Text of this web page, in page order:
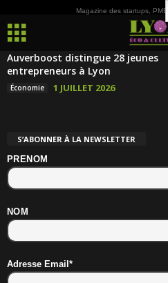
Magazine des startups,
Auverboost distingue 28 jeunes
entrepreneurs à Lyon
Économie 1 JUILLET 2026
S’ABONNER À LA NEWSLETTER
PRENOM
NOM
Adresse Email*